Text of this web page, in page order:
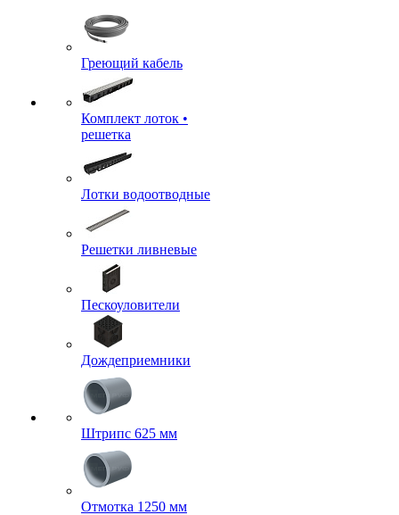
Греющий кабель
Комплект лоток •
решетка
Лотки водоотводные
Решетки ливневые
Пескоуловители
Дождеприемники
Штрипс 625 мм
Отмотка 1250 мм